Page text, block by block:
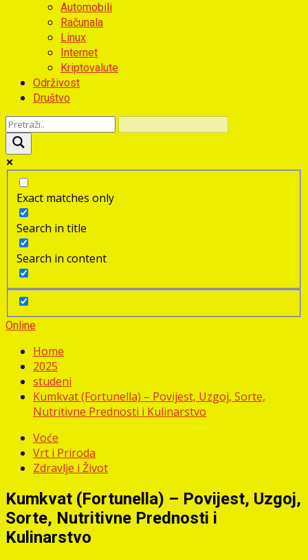
Automobili
Računala
Linux
Internet
Kriptovalute
Održivost
Društvo
Exact matches only
Search in title
Search in content
Online
Home
2025
studeni
Kumkvat (Fortunella) – Povijest, Uzgoj, Sorte,
Nutritivne Prednosti i Kulinarstvo
Voće
Vrt i Priroda
Zdravlje i Život
Kumkvat (Fortunella) – Povijest, Uzgoj,
Sorte, Nutritivne Prednosti i
Kulinarstvo